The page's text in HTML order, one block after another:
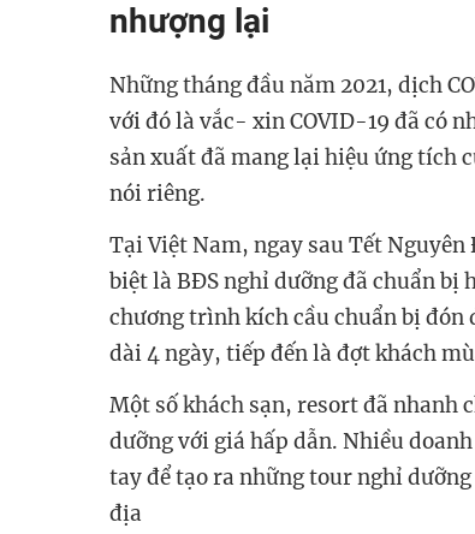
nhượng lại
Những tháng đầu năm 2021, dịch
với đó là vắc- xinCOVID-19 đã có
sản xuất đã mang lại hiệu ứng tích
nói riêng.
Tại Việt Nam, ngay sau Tết Nguyên
biệt là BĐS nghỉ dưỡng đã chuẩn bị
chương trình kích cầu chuẩn bị đón
dài 4 ngày, tiếp đến là đợt khách
Một số khách sạn, resort đã nhanh
dưỡng với giá hấp dẫn. Nhiều
tay để tạo ra những tour nghỉ
địa